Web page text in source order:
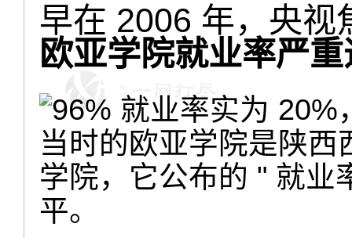
早在 2006 年，央视
欧亚学院就业率严
当时的欧亚学院是陕
学院，它公布的 " 就业
平。